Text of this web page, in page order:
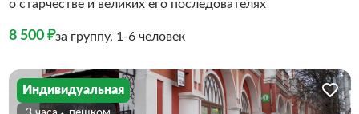
о старчестве и великих его последователях
8 500 ₽за группу, 1-6 человек
Индивидуальная